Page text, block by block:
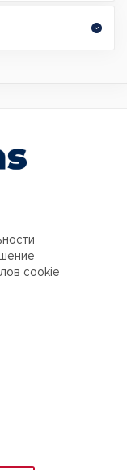
cookie